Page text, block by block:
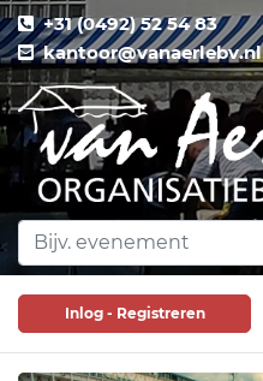
+31 (0492) 52 54 83
kantoor@vanaerlebv.nl
Inlog - Registreren